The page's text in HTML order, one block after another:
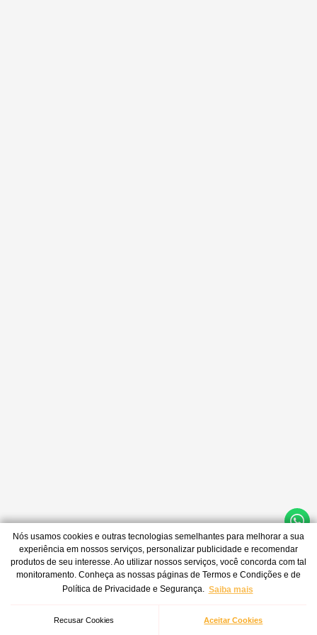
Nós usamos cookies e outras tecnologias semelhantes para melhorar a sua
experiência em nossos serviços, personalizar publicidade e recomendar
produtos de seu interesse. Ao utilizar nossos serviços, você concorda com tal
monitoramento. Conheça as nossas páginas de Termos e Condições e de
Política de Privacidade e Segurança. Saiba mais
Recusar Cookies Aceitar Cookies